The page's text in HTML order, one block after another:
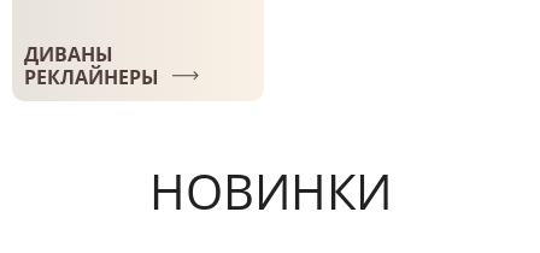
ДИВАНЫ
РЕКЛАЙНЕРЫ
НОВИНКИ